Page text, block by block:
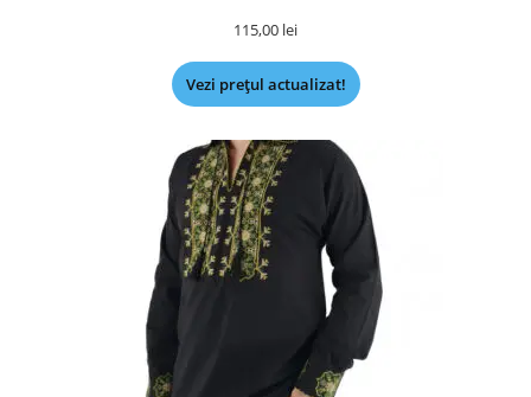
115,00 lei
Vezi prețul actualizat!